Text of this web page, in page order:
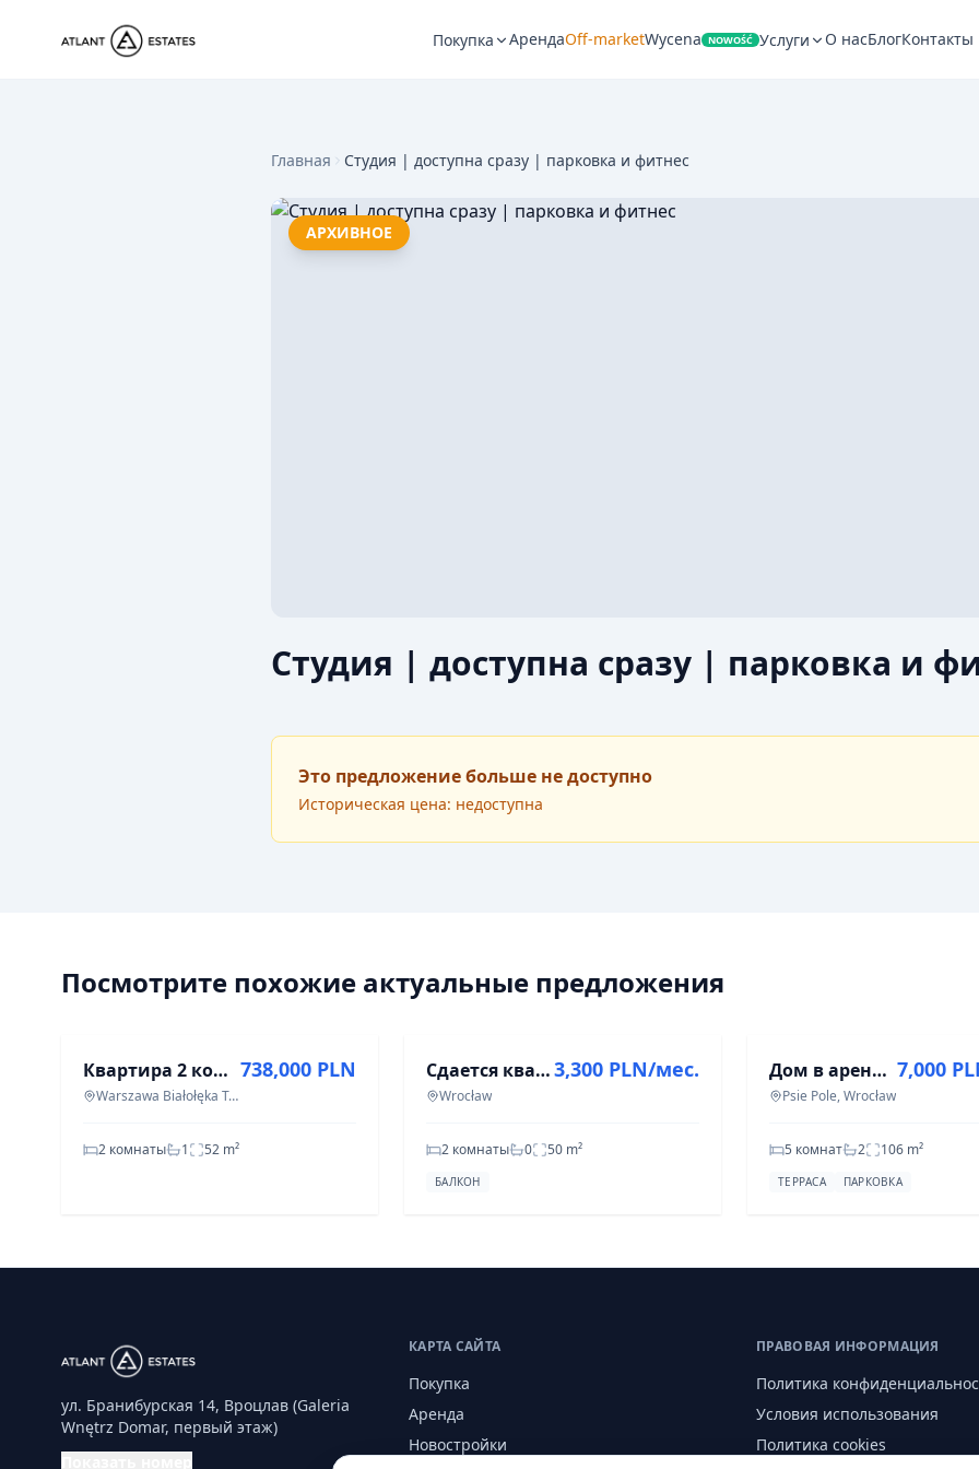
Покупка АрендаOff-marketWycena NOWOŚĆ Услуги О насБлогКонтакты
Главная Студия | доступна сразу | парковка и фитнес
АРХИВНОЕ
Студия | доступна сразу | парковка и
Это предложение больше не доступно
Историческая цена: недоступна
Посмотрите похожие актуальные предложения
Квартира 2 комнаты 51,74 м² в Варшаве, Бялоłęка Таркомин
Warszawa Białołęka Tarchomin
738,000 PLN
2 комнаты 1 52 m²
Сдается квартира в центре Вроцлава, ул. Грабишинска.
Wrocław
3,300 PLN/мес.
2 комнаты 0 50 m²
БАЛКОН
Дом в аренду в Псие Поле | 5 комнат | 106 м²
Psie Pole, Wrocław
7,000
5 комнат 2 106 m²
ТЕРРАСА ПАРКОВКА
ул. Бранибурская 14, Вроцлав (Galeria
Wnętrz Domar, первый этаж)
КАРТА САЙТА
Покупка
Аренда
Новостройки
ПРАВОВАЯ ИНФОРМАЦИЯ
Политика
Условия использования
Политика cookies